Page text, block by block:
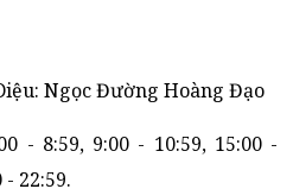
Ngọc Đường Hoàng Đạo
- 8:59, 9:00 - 10:59, 15:00 -
- 22:59.